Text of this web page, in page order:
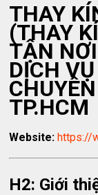
THAY
(THAY
TẬN
DỊCH
TP.HCM
Website: https://
H2: Giới